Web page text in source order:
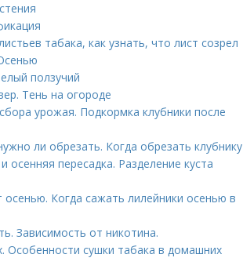
табака, как узнать, что лист созрел
ползучий
Тень на огороде
урожая. Подкормка клубники после
ли обрезать. Когда обрезать клубнику
пересадка. Разделение куста
Когда сажать лилейники осенью в
Зависимость от никотина.
Особенности сушки табака в домашних